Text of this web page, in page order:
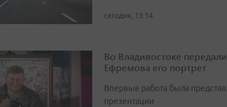
сегодня, 13:14
Во Владивостоке
Ефремова его портрет
Впервые работа была
презентации